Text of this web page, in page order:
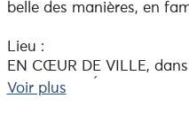
belle des manières, en
Lieu :
EN CŒUR DE VILLE,
KEROURGUÉ, 63 rue de
Voir plus